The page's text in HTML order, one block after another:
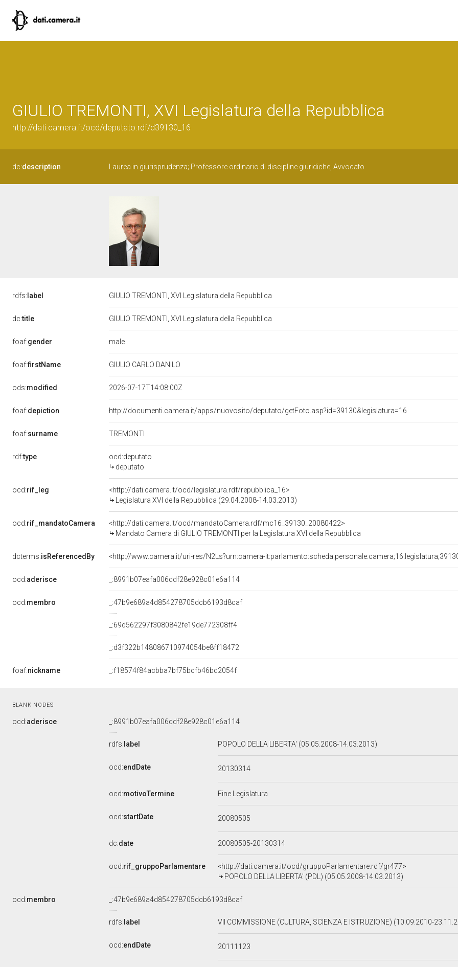
GIULIO TREMONTI, XVI Legislatura della Repubblica
http://dati.camera.it/ocd/deputato.rdf/d39130_16
dc:description Laurea in giurisprudenza; Professore ordinario di discipline giuridiche, Avvocato
rdfs: label GIULIO TREMONTI, XVI Legislatura della Repubblica
dc:title GIULIO TREMONTI, XVI Legislatura della Repubblica
foaf:gender male
foaf:firstName GIULIO CARLO DANILO
ods:modified 2026-07-17T14:08:00Z
foaf:depiction http://documenti.camera.it/apps/nuovosito/deputato/getFoto.asp?id=39130&legislatura=16
foaf:surname TREMONTI
rdf:type
ocd:deputato
deputato
ocd:rif_leg
<http://dati.camera.it/ocd/legislatura.rdf/repubblica_16>
Legislatura XVI della Repubblica (29.04.2008-14.03.2013)
ocd:rif_mandatoCamera
<http://dati.camera.it/ocd/mandatoCamera.rdf/mc16_39130_20080422>
Mandato Camera di GIULIO TREMONTI per la Legislatura XVI della Repubblica
dcterms:isReferencedBy <http://www.camera.it/uri-res/N2Ls?urn:camera-
ocd:aderisce _:8991b07eafa006ddf28e928c01e6a114
ocd:membro _:47b9e689a4d854278705dcb6193d8caf
_:69d562297f3080842fe19de772308ff4
_:d3f322b148086710974054be8ff18472
foaf:nickname _:f18574f84acbba7bf75bcfb46bd2054f
BLANK NODES
ocd:aderisce _:8991b07eafa006ddf28e928c01e6a114
rdfs: label POPOLO DELLA LIBERTA' (05.05.2008-14.03.2013)
ocd:endDate 20130314
ocd:motivoTermine Fine Legislatura
ocd:startDate 20080505
dc:date 20080505-20130314
ocd:rif_gruppoParlamentare
<http://dati.camera.it/ocd/gruppoParlamentare.rdf/gr477>
POPOLO DELLA LIBERTA' (PDL) (05.05.2008-14.03.2013)
ocd:membro _:47b9e689a4d854278705dcb6193d8caf
rdfs: label VII COMMISSIONE (CULTURA, SCIENZA E ISTRUZIONE) (10.09.2010-
ocd:endDate 20111123